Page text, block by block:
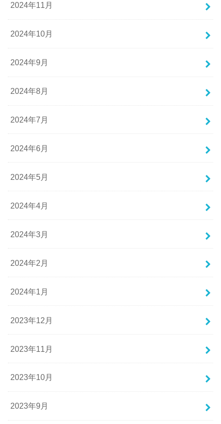
2024年11月
2024年10月
2024年9月
2024年8月
2024年7月
2024年6月
2024年5月
2024年4月
2024年3月
2024年2月
2024年1月
2023年12月
2023年11月
2023年10月
2023年9月